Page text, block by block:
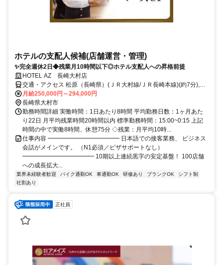
ホテルの支配人候補(店舗運営・管理)
✨完全週休2日◆残業月10時間以下◎ホテル支配人への昇格前提
HOTEL AZ 長崎大村店
交通・アクセス 松原（長崎県）(ＪＲ大村線/ＪＲ長崎本線)(約7分),大
村車両基地(ＪＲ大村線/ＪＲ佐世保線)(約26分),竹松(ＪＲ大村線/ＪＲ
佐世保線)(約50分)
月給250,000円～294,000円
長崎県大村市
勤務時間詳細 実働時間：1日あたり8時間 平均勤務日数：1ヶ月あた
り22日 月平均残業時間20時間以内 標準勤務時間：15:00~0:15 上記
時間の中で実働8時間、休憩75分 ◇残業：月平均10時...
仕事内容 ━━━━━━━━━━━━ 日本語での接客業務、 ビジネス
会話がメインです。 （N1必須／ビザサポートなし）
━━━━━━━━━━━━ 10期以上連続黒字の安定基盤！ 100店舗
への成長拡大...
業界未経験者歓迎 バイク通勤OK 車通勤OK 研修あり ブランクOK
シフト制
社割あり
正社員